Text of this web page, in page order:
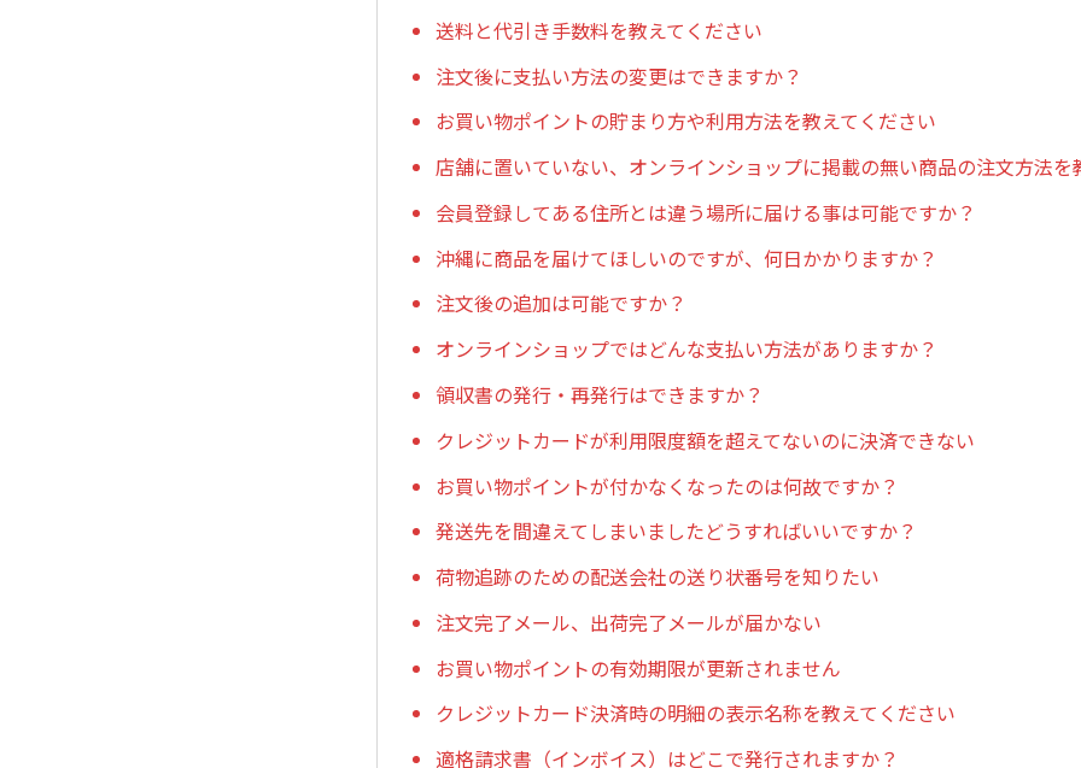
送料と代引き手数料を教えてください
注文後に支払い方法の変更はできますか？
お買い物ポイントの貯まり方や利用方法を教えてください
店舗に置いていない、オンラインショップに掲載の無い商品の注文方法を
会員登録してある住所とは違う場所に届ける事は可能ですか？
沖縄に商品を届けてほしいのですが、何日かかりますか？
注文後の追加は可能ですか？
オンラインショップではどんな支払い方法がありますか？
領収書の発行・再発行はできますか？
クレジットカードが利用限度額を超えてないのに決済できない
お買い物ポイントが付かなくなったのは何故ですか？
発送先を間違えてしまいましたどうすればいいですか？
荷物追跡のための配送会社の送り状番号を知りたい
注文完了メール、出荷完了メールが届かない
お買い物ポイントの有効期限が更新されません
クレジットカード決済時の明細の表示名称を教えてください
適格請求書（インボイス）はどこで発行されますか？